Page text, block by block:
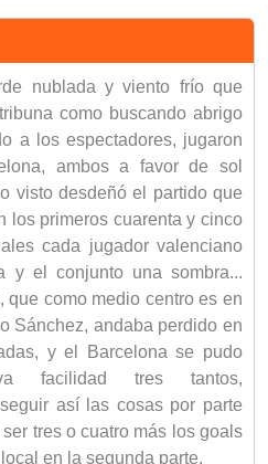
nublada y viento frío que
como buscando abrigo
a los espectadores, jugaron
ambos a favor de sol
visto desdeñó el partido que
los primeros cuarenta y cinco
cada jugador valenciano
y el conjunto una sombra...
que como medio centro es en
Sánchez, andaba perdido en
y el Barcelona se pudo
facilidad tres tantos,
así las cosas por parte
tres o cuatro más los goals
en la segunda parte.